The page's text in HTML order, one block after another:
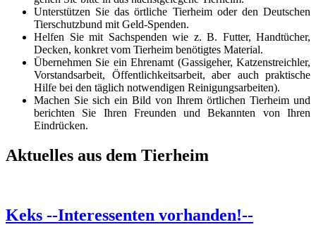
Unterstützen Sie das örtliche Tierheim oder den Deutschen
Tierschutzbund mit Geld-Spenden.
Helfen Sie mit Sachspenden wie z. B. Futter, Handtücher,
Decken, konkret vom Tierheim benötigtes Material.
Übernehmen Sie ein Ehrenamt (Gassigeher, Katzenstreichler,
Vorstandsarbeit, Öffentlichkeitsarbeit, aber auch praktische
Hilfe bei den täglich notwendigen Reinigungsarbeiten).
Machen Sie sich ein Bild von Ihrem örtlichen Tierheim und
berichten Sie Ihren Freunden und Bekannten von Ihren
Eindrücken.
Aktuelles aus dem Tierheim
Keks --Interessenten vorhanden!--